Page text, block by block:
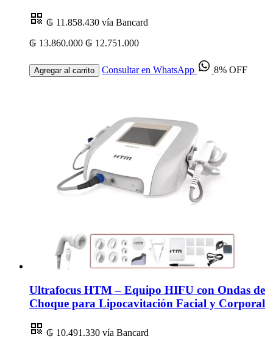
₲ 11.858.430 vía Bancard
₲ 13.860.000 ₲ 12.751.000
Agregar al carrito Consultar en WhatsApp 8% OFF
Ultrafocus HTM – Equipo HIFU con Ondas de
Choque para Lipocavitación Facial y Corporal
₲ 10.491.330 vía Bancard